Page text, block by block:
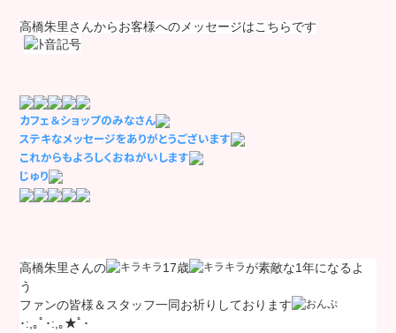
高橋朱里さんからお客様へのメッセージはこちらです
カフェ＆ショップのみなさん
ステキなメッセージをありがとうございます
これからもよろしくおねがいします
じゅり
高橋朱里さんの 17歳
が素敵な1年になるよ
う
ファンの皆様＆スタッフ一同お祈りしております
･:,｡ﾟ･:,｡★ﾟ･